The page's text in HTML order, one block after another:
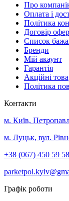
Про
Оплата і
Політика
Договір
Список
Бренди
Мій акаунт
Гарантія
Акційні
Політика
Контакти
м. Київ,
м. Луцьк, вул.
+38 (067) 450 59 58
Графік роботи